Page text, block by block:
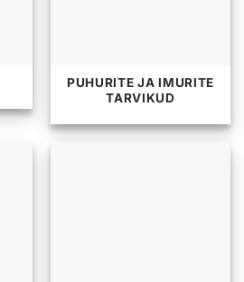
PUHURITE JA IMURITE
TARVIKUD